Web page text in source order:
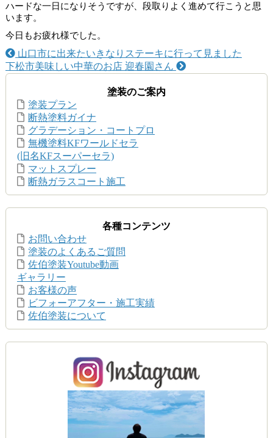
ハードな一日になりそうですが、段取りよく進めて行こうと思
います。
今日もお疲れ様でした。
山口市に出来たいきなりステーキに行って見ました
下松市美味しい中華のお店 迎春園さん
塗装のご案内
塗装プラン
断熱塗料ガイナ
グラデーション・コートプロ
無機塗料KFワールドセラ
(旧名KFスーパーセラ)
マットスプレー
断熱ガラスコート施工
各種コンテンツ
お問い合わせ
塗装のよくあるご質問
佐伯塗装Youtube動画
ギャラリー
お客様の声
ビフォーアフター・施工実績
佐伯塗装について